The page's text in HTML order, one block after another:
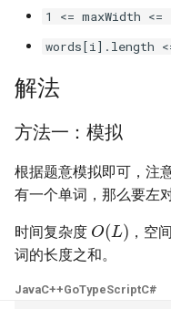
34. 二叉树中和为某一值
35. 复杂链表的复制
36. 二叉搜索树与双向链
37. 序列化二叉树
39. 数组中出现次数超过
31. 最近最少使用缓存
32. 有效的变位词
33. 变位词组
34. 外星语言是否排序
35. 最小时间差
36. 后缀表达式
5.2. 二进制数转字符串
5.3. 翻转数位
5.4. 下一个数
5.6. 整数转换
5.7. 配对交换
5.8. 绘制直线
8.1. 三步问题
1 <= maxWidth <=
words[i].length
解法
方法一：模拟
根据题意模拟即可，注
有一个单词，那么要左
时间复杂度
O (L)
，空
词的长度之和。
JavaC++GoTypeScriptC#